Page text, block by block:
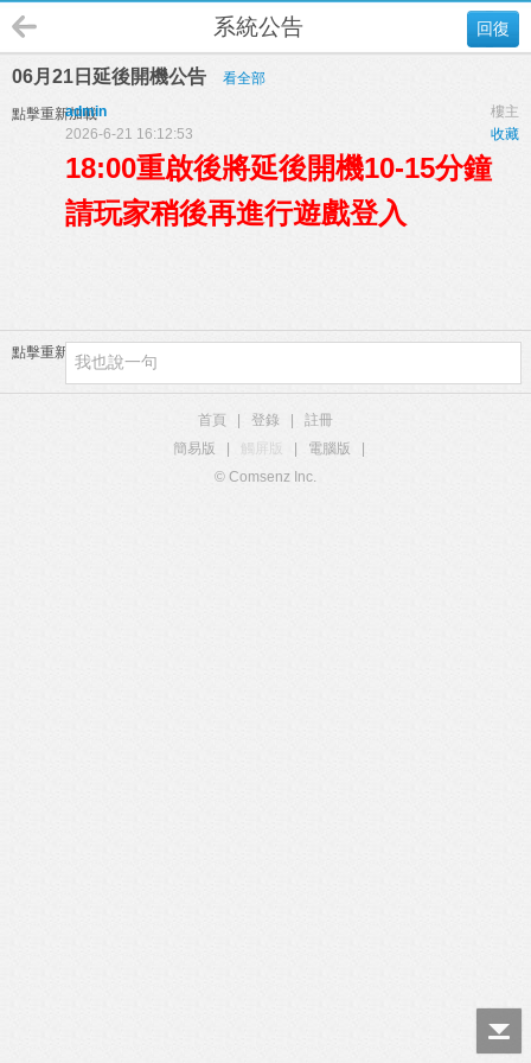
回復
系統公告
06月21日延後開機公告 看全部
點擊重新加載 樓主
admin
收藏
2026-6-21 16:12:53
18:00重啟後將延後開機10-15分鐘
請玩家稍後再進行遊戲登入
點擊重新加載
首頁 登錄
註冊
簡易版
觸屏版 電腦版
© Comsenz Inc.